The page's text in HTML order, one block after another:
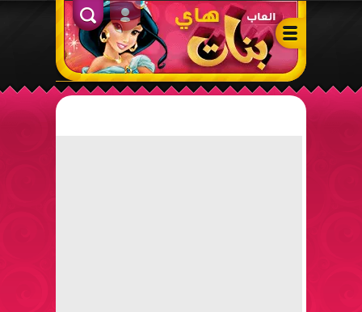
ألعاب بنات هاي – أفضل ألعاب تلبيس، مكياج، طبخ وأنشطة ممتعة
الدخول